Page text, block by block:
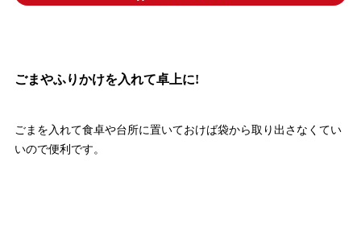
ごまやふりかけを入れて卓上に!
ごまを入れて食卓や台所に置いておけば袋から取り出さなくてい
いので便利です。